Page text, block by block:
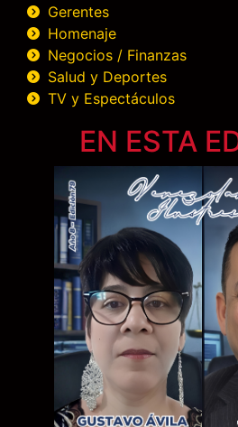
Gerentes
Homenaje
Negocios / Finanzas
Salud y Deportes
TV y Espectáculos
EN ESTA